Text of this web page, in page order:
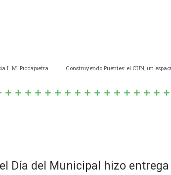
I. M. Piccapietra Construyendo Puentes: el CUN, un
Día del Municipal hizo